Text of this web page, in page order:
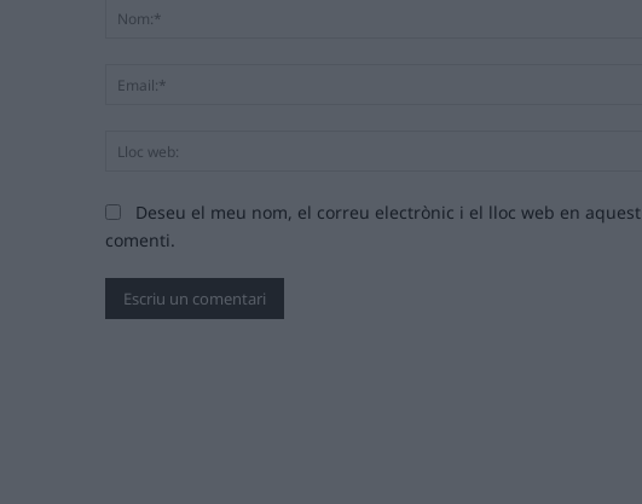
Deseu el meu nom, el correu electrònic i el lloc web en
comenti.